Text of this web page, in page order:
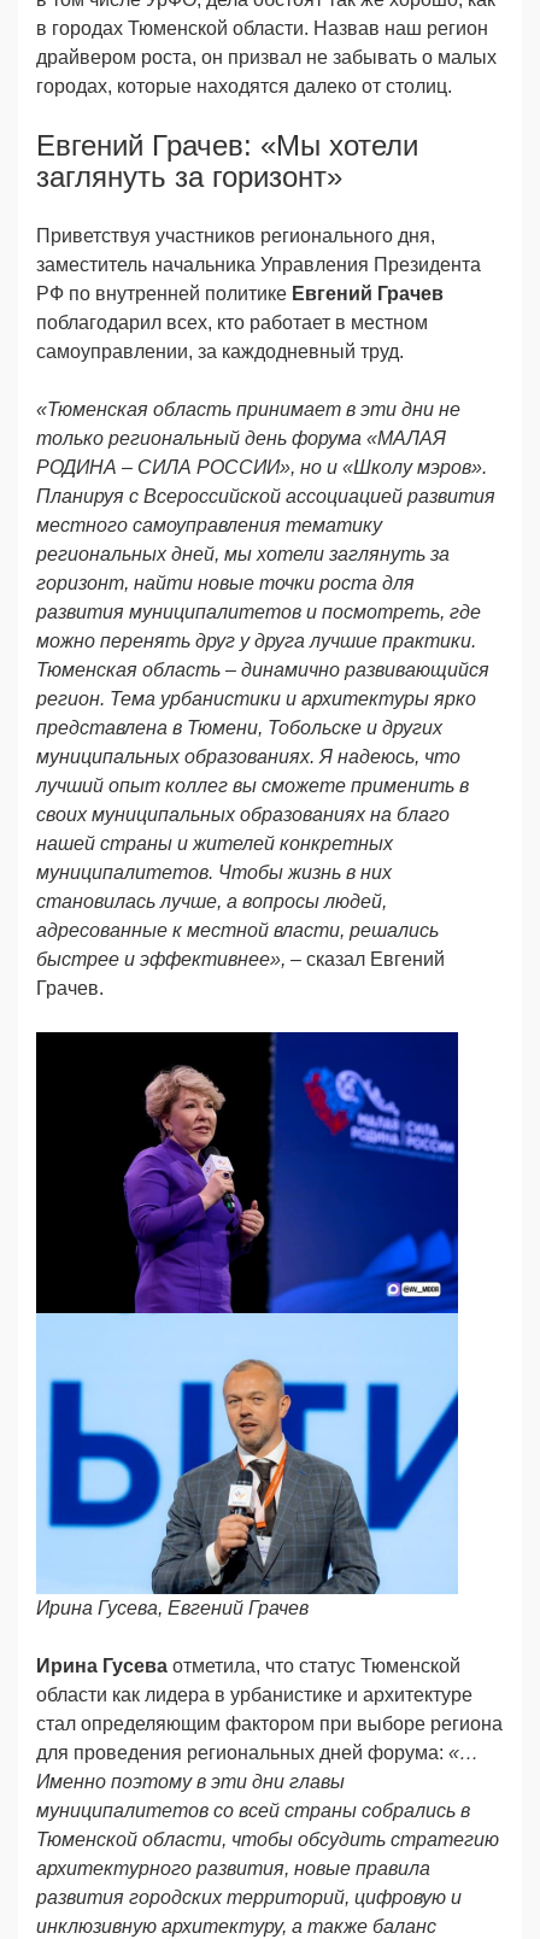
в городах Тюменской области. Назвав наш регион
драйвером роста, он призвал не забывать о малых
городах, которые находятся далеко от столиц.
Евгений Грачев: «Мы хотели
заглянуть за горизонт»
Приветствуя участников регионального дня,
заместитель начальника Управления Президента
РФ по внутренней политике Евгений Грачев
поблагодарил всех, кто работает в местном
самоуправлении, за каждодневный труд.
«Тюменская область принимает в эти дни не
только региональный день форума «МАЛАЯ
РОДИНА – СИЛА РОССИИ», но и «Школу мэров».
Планируя с Всероссийской ассоциацией развития
местного самоуправления тематику
региональных дней, мы хотели заглянуть за
горизонт, найти новые точки роста для
развития муниципалитетов и посмотреть, где
можно перенять друг у друга лучшие практики.
Тюменская область – динамично развивающийся
регион. Тема урбанистики и архитектуры ярко
представлена в Тюмени, Тобольске и других
муниципальных образованиях. Я надеюсь, что
лучший опыт коллег вы сможете применить в
своих муниципальных образованиях на благо
нашей страны и жителей конкретных
муниципалитетов. Чтобы жизнь в них
становилась лучше, а вопросы людей,
адресованные к местной власти, решались
быстрее и эффективнее», – сказал Евгений
Грачев.
Ирина Гусева, Евгений Грачев
Ирина Гусева отметила, что статус Тюменской
области как лидера в урбанистике и архитектуре
стал определяющим фактором при выборе региона
для проведения региональных дней форума: «…
Именно поэтому в эти дни главы
муниципалитетов со всей страны собрались в
Тюменской области, чтобы обсудить стратегию
архитектурного развития, новые правила
развития городских территорий, цифровую и
инклюзивную архитектуру, а также баланс